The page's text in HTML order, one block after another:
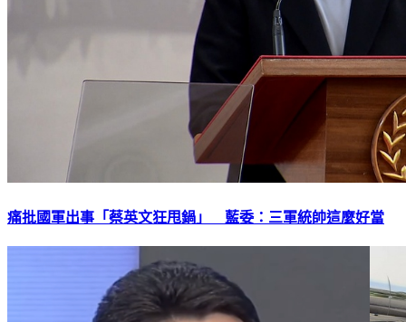
痛批國軍出事「蔡英文狂甩鍋」 藍委：三軍統帥這麼好當